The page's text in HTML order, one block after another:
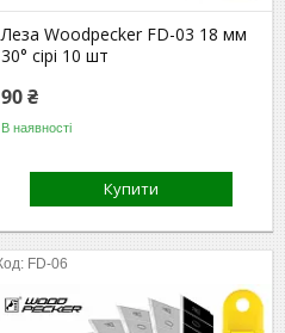
Леза Woodpecker FD-03 18 мм
30° сірі 10 шт
90 ₴
В наявності
Купити
FD-06